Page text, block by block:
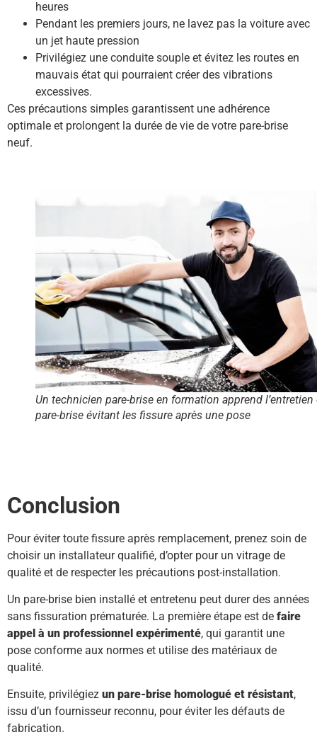
heures
Pendant les premiers jours, ne lavez pas la voiture avec
un jet haute pression
Privilégiez une conduite souple et évitez les routes en
mauvais état qui pourraient créer des vibrations
excessives.
Ces précautions simples garantissent une adhérence
optimale et prolongent la durée de vie de votre pare-brise
neuf.
Un technicien pare-brise en formation apprend l’entretien
pare-brise évitant les fissure après une pose
Conclusion
Pour éviter toute fissure après remplacement, prenez soin de
choisir un installateur qualifié, d’opter pour un vitrage de
qualité et de respecter les précautions post-installation.
Un pare-brise bien installé et entretenu peut durer des années
sans fissuration prématurée. La première étape est de faire
appel à un professionnel expérimenté, qui garantit une
pose conforme aux normes et utilise des matériaux de
qualité.
Ensuite, privilégiez un pare-brise homologué et résistant,
issu d’un fournisseur reconnu, pour éviter les défauts de
fabrication.